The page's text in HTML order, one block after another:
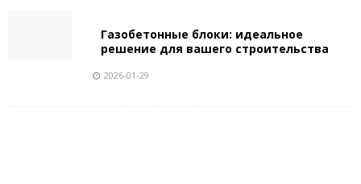
Газобетонные блоки: идеальное
решение для вашего строительства
2026-01-29